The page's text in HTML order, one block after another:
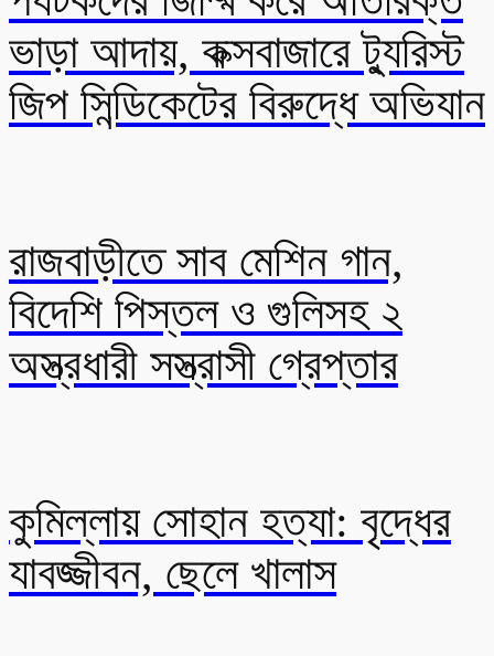
ভাড়া আদায়, কক্সবাজারে ট্যুরিস্ট
জিপ সিন্ডিকেটের বিরুদ্ধে অভিযান
রাজবাড়ীতে সাব মেশিন গান,
বিদেশি পিস্তল ও গুলিসহ ২
অস্ত্রধারী সস্ত্রাসী গ্রেপ্তার
কুমিল্লায় সোহান হত্যা: বৃদ্ধের
যাবজ্জীবন, ছেলে খালাস